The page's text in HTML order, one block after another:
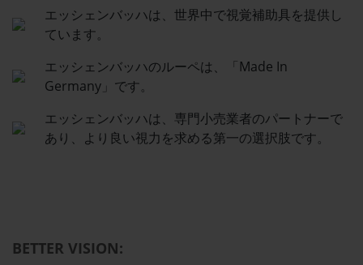
エッシェンバッハは、世界中で視覚補助具を提供し
ています。
エッシェンバッハのルーペは、「Made In
Germany」です。
エッシェンバッハは、専門小売業者のパートナーで
あり、より良い視力を求める第一の選択肢です。
BETTER VISION: